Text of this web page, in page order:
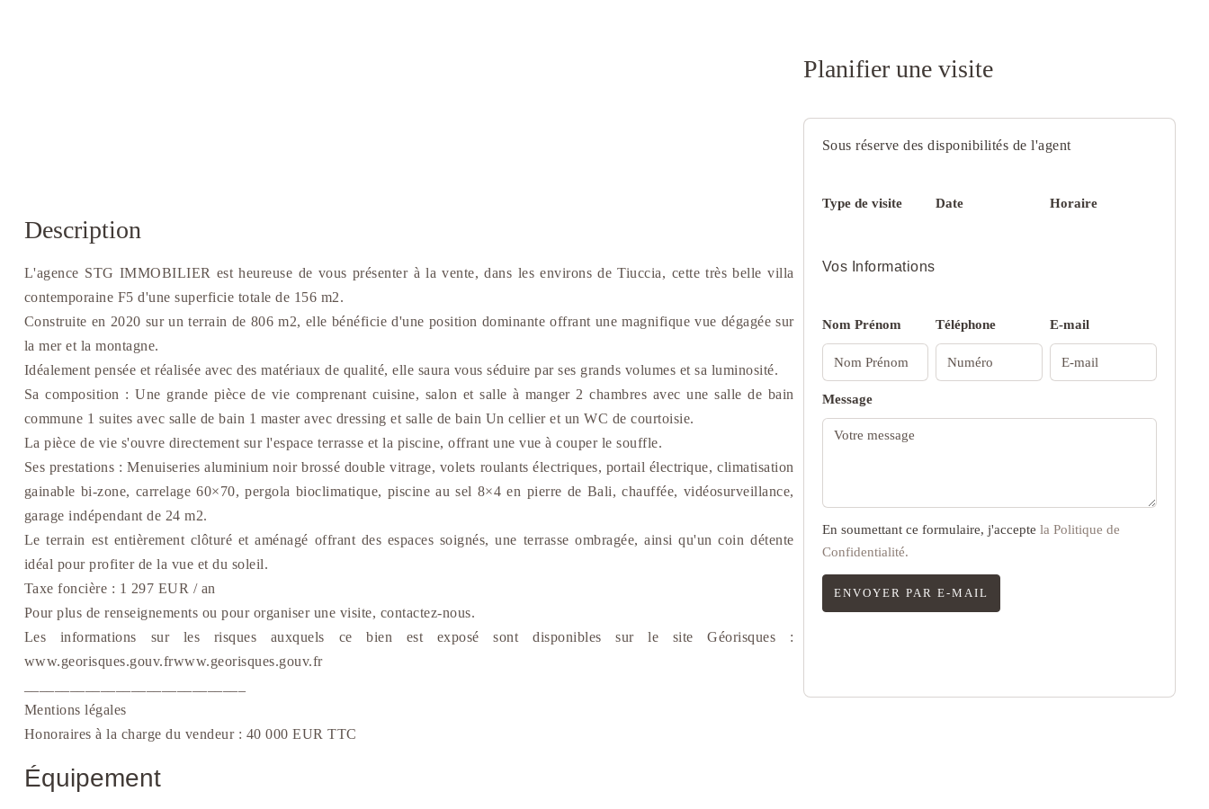
Description
L'agence STG IMMOBILIER est heureuse de vous présenter à la vente, dans les environs de Tiuccia, cette très belle villa
contemporaine F5 d'une superficie totale de 156 m2.
Construite en 2020 sur un terrain de 806 m2, elle bénéficie d'une position dominante offrant une magnifique vue dégagée sur
la mer et la montagne.
Idéalement pensée et réalisée avec des matériaux de qualité, elle saura vous séduire par ses grands volumes et sa luminosité.
Sa composition : Une grande pièce de vie comprenant cuisine, salon et salle à manger 2 chambres avec une salle de bain
commune 1 suites avec salle de bain 1 master avec dressing et salle de bain Un cellier et un WC de courtoisie.
La pièce de vie s'ouvre directement sur l'espace terrasse et la piscine, offrant une vue à couper le souffle.
Ses prestations : Menuiseries aluminium noir brossé double vitrage, volets roulants électriques, portail électrique, climatisation
gainable bi-zone, carrelage 60×70, pergola bioclimatique, piscine au sel 8×4 en pierre de Bali, chauffée, vidéosurveillance,
garage indépendant de 24 m2.
Le terrain est entièrement clôturé et aménagé offrant des espaces soignés, une terrasse ombragée, ainsi qu'un coin détente
idéal pour profiter de la vue et du soleil.
Taxe foncière : 1 297 EUR / an
Pour plus de renseignements ou pour organiser une visite, contactez-nous.
Les informations sur les risques auxquels ce bien est exposé sont disponibles sur le site Géorisques :
www.georisques.gouv.frwww.georisques.gouv.fr
Mentions légales
Honoraires à la charge du vendeur : 40 000 EUR TTC
Équipement
Planifier une visite
Sous réserve des disponibilités de l'agent
Type de visite Date Horaire
Vos Informations
Nom Prénom Téléphone E-mail
Message
En soumettant ce formulaire, j'accepte la Politique de
Confidentialité.
ENVOYER PAR E-MAIL